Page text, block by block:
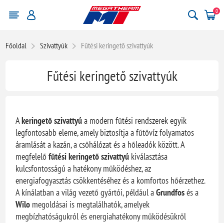
0
Főoldal Szivattyúk Fűtési keringető szivattyúk
Fűtési keringető szivattyúk
Akeringető szivattyúa modern fűtési rendszerek egyik
legfontosabb eleme, amely biztosítja a fűtővíz folyamatos
áramlását a kazán, a csőhálózat és a hőleadók között. A
megfelelőfűtési keringető szivattyú kiválasztása
kulcsfontosságú a hatékony működéshez, az
energiafogyasztás csökkentéséhez és a komfortos hőérzethez.
A kínálatban a világ vezető gyártói, például aGrundfosés a
Wilo megoldásai is megtalálhatók, amelyek
megbízhatóságukról és energiahatékony működésükről